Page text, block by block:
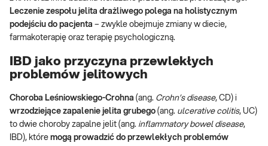
Leczenie zespołu jelita drażliwego polega na holistycznym
podejściu do pacjenta – zwykle obejmuje zmiany w diecie,
farmakoterapię oraz terapię psychologiczną.
IBD jako przyczyna przewlekłych
problemów jelitowych
Choroba Leśniowskiego-Crohna (ang. Crohn’s disease, CD) i
wrzodziejące zapalenie jelita grubego (ang. ulcerative colitis, UC)
to dwie choroby zapalne jelit (ang. inflammatory bowel disease,
IBD), które mogą prowadzić do przewlekłych problemów